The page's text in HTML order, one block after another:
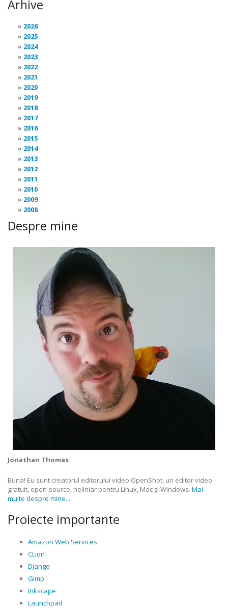
Arhive
2026
2025
2024
2023
2022
2021
2020
2019
2018
2017
2016
2015
2014
2013
2012
2011
2010
2009
2008
Despre mine
Jonathan Thomas
Buna! Eu sunt creatorul editorului video OpenShot, un editor video
gratuit, open-source, neliniar pentru Linux, Mac și Windows. Mai
multe despre mine...
Proiecte importante
Amazon Web Services
CLion
Django
Gimp
Inkscape
Launchpad